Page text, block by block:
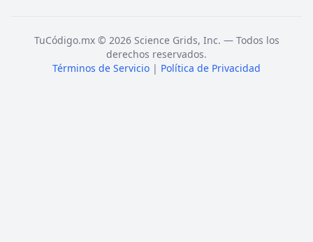
TuCódigo.mx © 2026 Science Grids, Inc. — Todos los
derechos reservados.
Términos de Servicio | Política de Privacidad